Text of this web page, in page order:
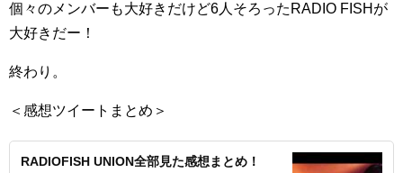
個々のメンバーも大好きだけど6人そろったRADIO FISHが
大好きだー！
終わり。
＜感想ツイートまとめ＞
RADIOFISH UNION全部見た感想まとめ！